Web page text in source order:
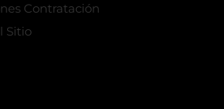
Contratación
Sitio